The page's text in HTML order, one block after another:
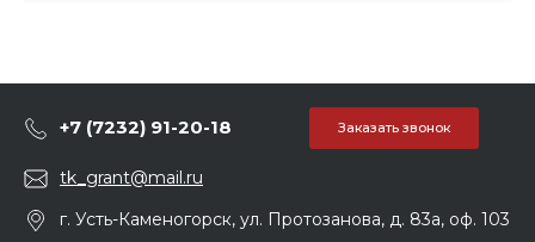
+7 (7232) 91-20-18 Заказать звонок
tk_grant@mail.ru
г. Усть-Каменогорск, ул. Протозанова, д. 83а, оф. 103